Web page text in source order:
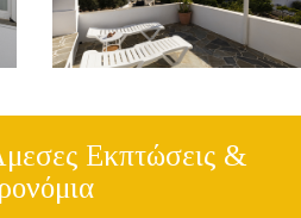
Εκπτώσεις &